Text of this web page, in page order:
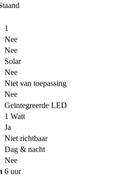
1
Nee
Nee
Solar
Nee
Niet van toepassing
Nee
Geïntegreerde LED
1 Watt
Ja
Niet richtbaar
Dag & nacht
Nee
6 uur